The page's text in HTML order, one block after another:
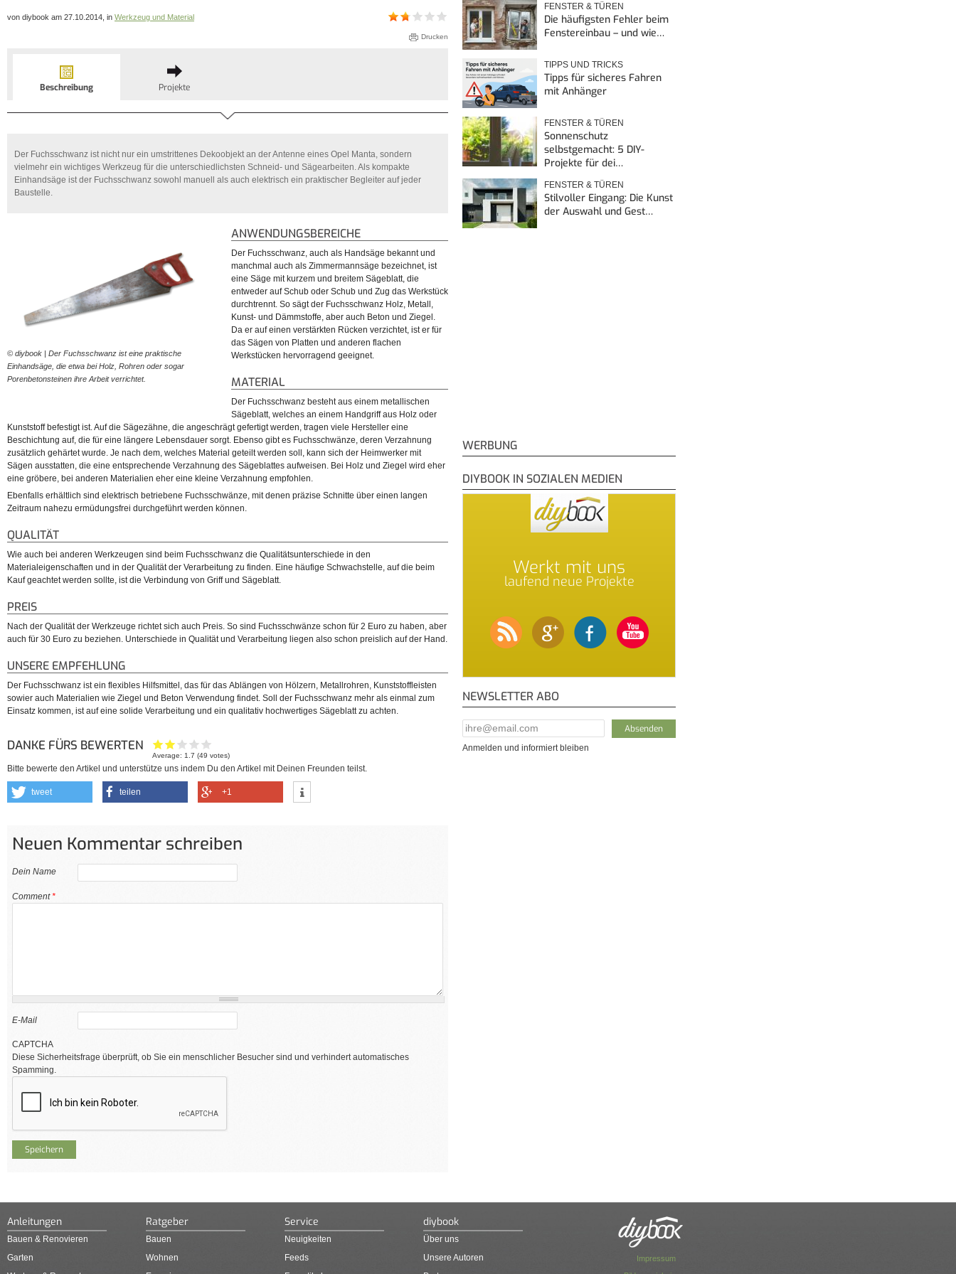
von diybook am 27.10.2014, in Werkzeug und Material
Drucken
Beschreibung Projekte
Der Fuchsschwanz ist nicht nur ein umstrittenes Dekoobjekt an der Antenne eines Opel Manta, sondern
vielmehr ein wichtiges Werkzeug für die unterschiedlichsten Schneid- und Sägearbeiten. Als kompakte
Einhandsäge ist der Fuchsschwanz sowohl manuell als auch elektrisch ein praktischer Begleiter auf jeder
Baustelle.
© diybook | Der Fuchsschwanz ist eine praktische
Einhandsäge, die etwa bei Holz, Rohren oder sogar
Porenbetonsteinen ihre Arbeit verrichtet.
ANWENDUNGSBEREICHE
Der Fuchsschwanz, auch als Handsäge bekannt und
manchmal auch als Zimmermannsäge bezeichnet, ist
eine Säge mit kurzem und breitem Sägeblatt, die
entweder auf Schub oder Schub und Zug das Werkstück
durchtrennt. So sägt der Fuchsschwanz Holz, Metall,
Kunst- und Dämmstoffe, aber auch Beton und Ziegel.
Da er auf einen verstärkten Rücken verzichtet, ist er für
das Sägen von Platten und anderen flachen
Werkstücken hervorragend geeignet.
MATERIAL
Der Fuchsschwanz besteht aus einem metallischen
Sägeblatt, welches an einem Handgriff aus Holz oder
Kunststoff befestigt ist. Auf die Sägezähne, die angeschrägt gefertigt werden, tragen viele Hersteller eine
Beschichtung auf, die für eine längere Lebensdauer sorgt. Ebenso gibt es Fuchsschwänze, deren Verzahnung
zusätzlich gehärtet wurde. Je nach dem, welches Material geteilt werden soll, kann sich der Heimwerker mit
Sägen ausstatten, die eine entsprechende Verzahnung des Sägeblattes aufweisen. Bei Holz und Ziegel wird eher
eine gröbere, bei anderen Materialien eher eine kleine Verzahnung empfohlen.
Ebenfalls erhältlich sind elektrisch betriebene Fuchsschwänze, mit denen präzise Schnitte über einen langen
Zeitraum nahezu ermüdungsfrei durchgeführt werden können.
QUALITÄT
Wie auch bei anderen Werkzeugen sind beim Fuchsschwanz die Qualitätsunterschiede in den
Materialeigenschaften und in der Qualität der Verarbeitung zu finden. Eine häufige Schwachstelle, auf die beim
Kauf geachtet werden sollte, ist die Verbindung von Griff und Sägeblatt.
PREIS
Nach der Qualität der Werkzeuge richtet sich auch Preis. So sind Fuchsschwänze schon für 2 Euro zu haben, aber
auch für 30 Euro zu beziehen. Unterschiede in Qualität und Verarbeitung liegen also schon preislich auf der Hand.
UNSERE EMPFEHLUNG
Der Fuchsschwanz ist ein flexibles Hilfsmittel, das für das Ablängen von Hölzern, Metallrohren, Kunststoffleisten
sowier auch Materialien wie Ziegel und Beton Verwendung findet. Soll der Fuchsschwanz mehr als einmal zum
Einsatz kommen, ist auf eine solide Verarbeitung und ein qualitativ hochwertiges Sägeblatt zu achten.
DANKE FÜRS BEWERTEN
Average:1.7 (49 votes)
Bitte bewerte den Artikel und unterstütze uns indem Du den Artikel mit Deinen Freunden teilst.
tweet teilen +1
Neuen Kommentar schreiben
Dein Name
Comment*
E-Mail
CAPTCHA
Diese Sicherheitsfrage überprüft, ob Sie ein menschlicher Besucher sind und verhindert automatisches
Spamming.
FENSTER & TÜREN
Die häufigsten Fehler beim
Fenstereinbau – und wie…
TIPPS UND TRICKS
Tipps für sicheres Fahren
mit Anhänger
FENSTER & TÜREN
Sonnenschutz
selbstgemacht: 5 DIY-
Projekte für dei…
FENSTER & TÜREN
Stilvoller Eingang: Die Kunst
der Auswahl und Gest…
WERBUNG
DIYBOOK IN SOZIALEN MEDIEN
Werkt mit uns
laufend neue Projekte
NEWSLETTER ABO
E-Mail Addresse*
Anmelden und informiert bleiben
Anleitungen
Bauen & Renovieren
Garten
Ratgeber
Bauen
Wohnen
Service
Neuigkeiten
Feeds
diybook
Über uns
Unsere Autoren
Impressum